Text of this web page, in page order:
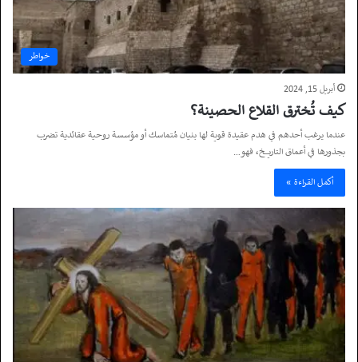
خواطر
أبريل 15, 2024
كيف تُخترق القلاع الحصينة؟
عندما يرغب أحدهم في هدم عقيدة قوية لها بنيان مُتماسك أو مؤسسة روحية عقائدية تضرب
بجذورها في أعماق التاريخ، فهو…
أكمل القراءة »